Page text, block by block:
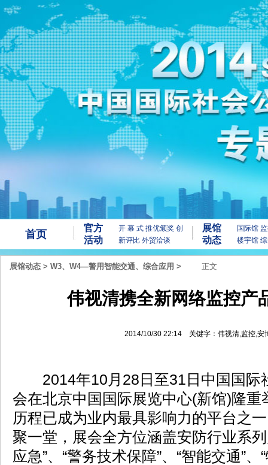
首页
官方
活动
开 幕 式 推优颁奖 创
新评比 外贸洽谈
展馆
动态
国际馆
楼宇馆
展馆动态 > W3、W4—警用智能交通、综合应用 > 正文
伟视清携全新网络监控产
2014/10/30 22:14 关键字：伟视清,监控,
2014年10月28日至31日中国国际
会在北京中国国际展览中心(新馆)隆
历程已成为业内最具影响力的平台之
聚一堂，展会全方位涵盖安防行业系
应急”、“警务技术保障”、“智能交通”